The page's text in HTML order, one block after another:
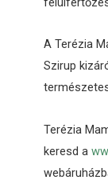
A Terézia
Szirup
Terézia
keresd a